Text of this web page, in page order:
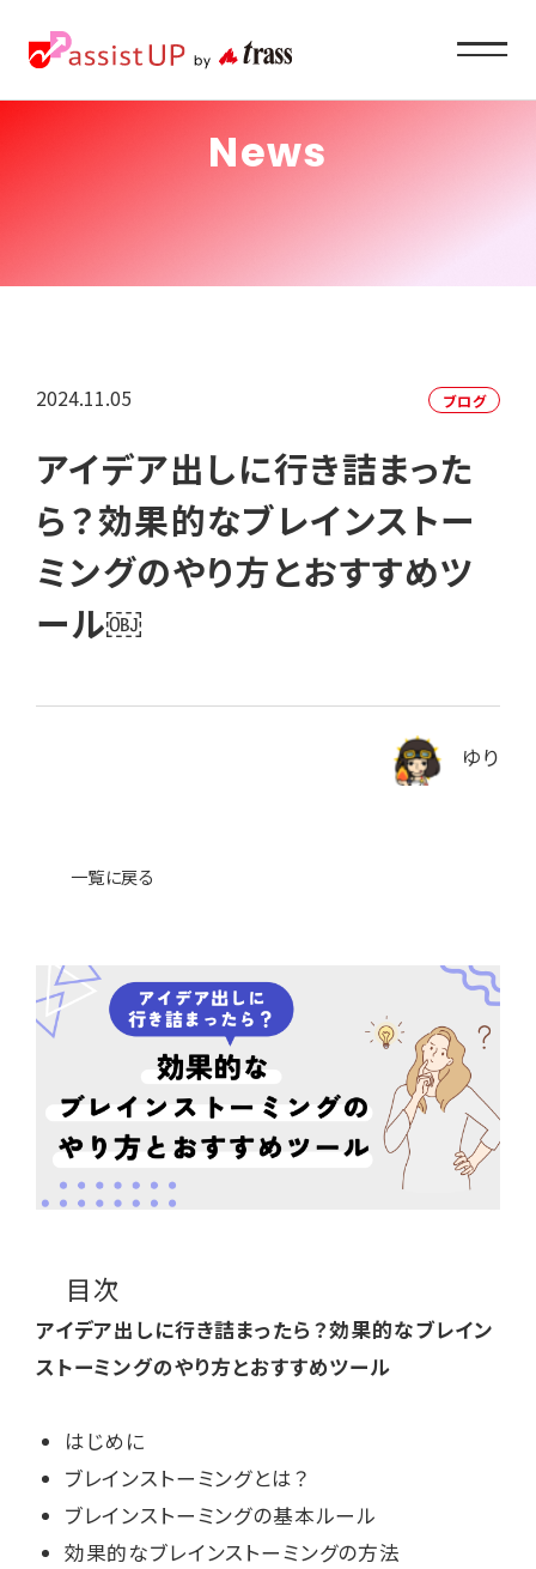
Recruit
求職者の方へ
News
ニュース・ブログ
News
アイデア出しに行き詰まった
ら？効果的なブレインストー
ミングのやり方とおすすめツ
ール￼
2024.11.05 ブログ
ゆり
目次
アイデア出しに行き詰まったら？効果的なブレイン
ストーミングのやり方とおすすめツール
はじめに
ブレインストーミングとは？
ブレインストーミングの基本ルール
効果的なブレインストーミングの方法
一覧に戻る